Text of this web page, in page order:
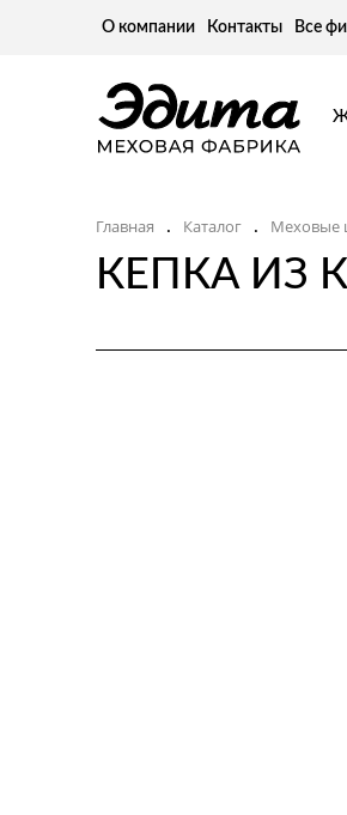
О компании Контакты Все
Главная . Каталог . Меховые
КЕПКА ИЗ